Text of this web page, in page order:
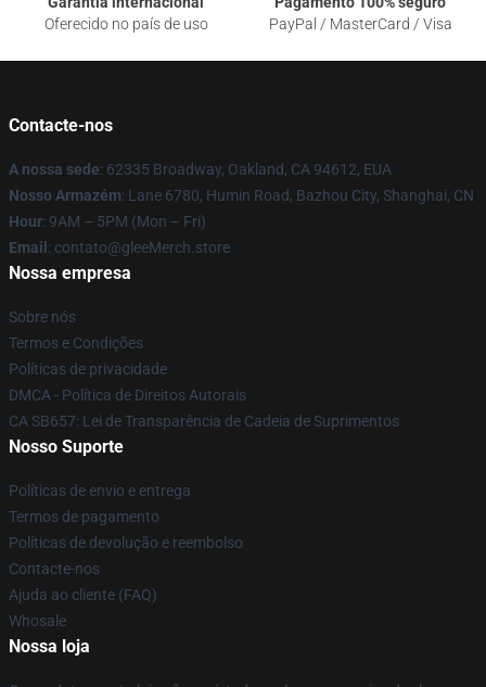
Oferecido no país de uso
PayPal / MasterCard / Visa
Contacte-nos
A nossa sede: 62335 Broadway, Oakland, CA 94612, EUA
Nosso Armazém: Lane 6780, Humin Road, Bazhou City, Shanghai, CN
Hour: 9AM – 5PM (Mon – Fri)
Email : contato@gleeMerch.store
Nossa empresa
Sobre nós
Termos e Condições
Políticas de privacidade
DMCA - Política de Direitos Autorais
CA SB657: Lei de Transparência de Cadeia de Suprimentos
Nosso Suporte
Políticas de envio e entrega
Termos de pagamento
Políticas de devolução e reembolso
Contacte-nos
Ajuda ao cliente (FAQ)
Whosale
Nossa loja